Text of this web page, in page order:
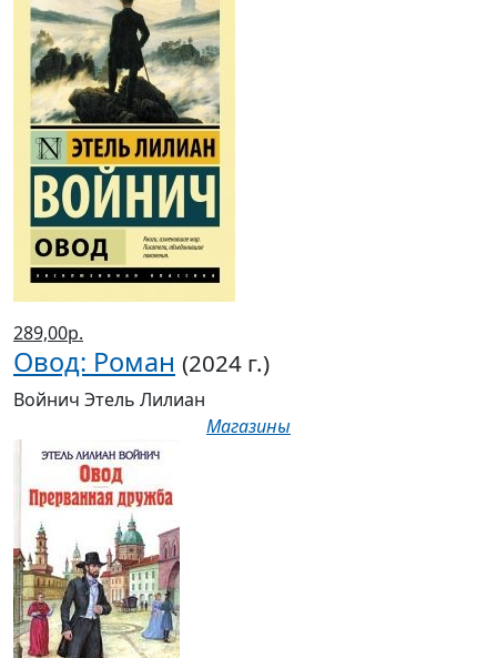
289,00р.
Овод: Роман (2024 г.)
Войнич Этель Лилиан
Магазины